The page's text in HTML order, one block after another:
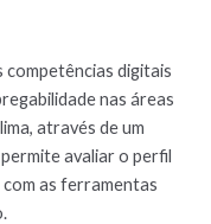
digitais
nas áreas
através de um
avaliar o perfil
as ferramentas